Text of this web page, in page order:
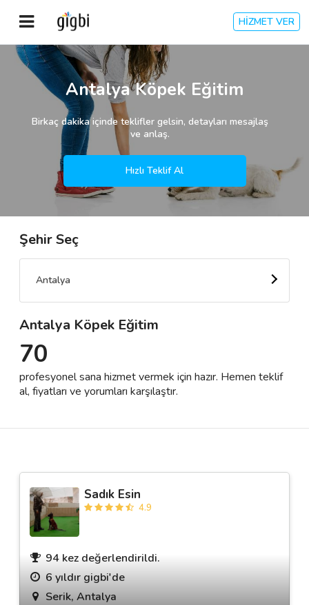
HİZMET VER
Anasayfa
Giriş Yap
Kayıt Ol
Kategoriler
🎈 Biz Kimiz?
🌟 Müşteri Değerlendirmeleri
Destek
İletişim
Antalya Köpek Eğitim
Birkaç dakika içinde teklifler gelsin, detayları mesajlaş
ve anlaş.
Hızlı Teklif Al
Şehir Seç
Antalya
Antalya Köpek Eğitim
70
profesyonel sana hizmet vermek için hazır. Hemen teklif
al, fiyatları ve yorumları karşılaştır.
Sadık Esin
4.9
94 kez değerlendirildi.
6 yıldır gigbi'de
Serik, Antalya